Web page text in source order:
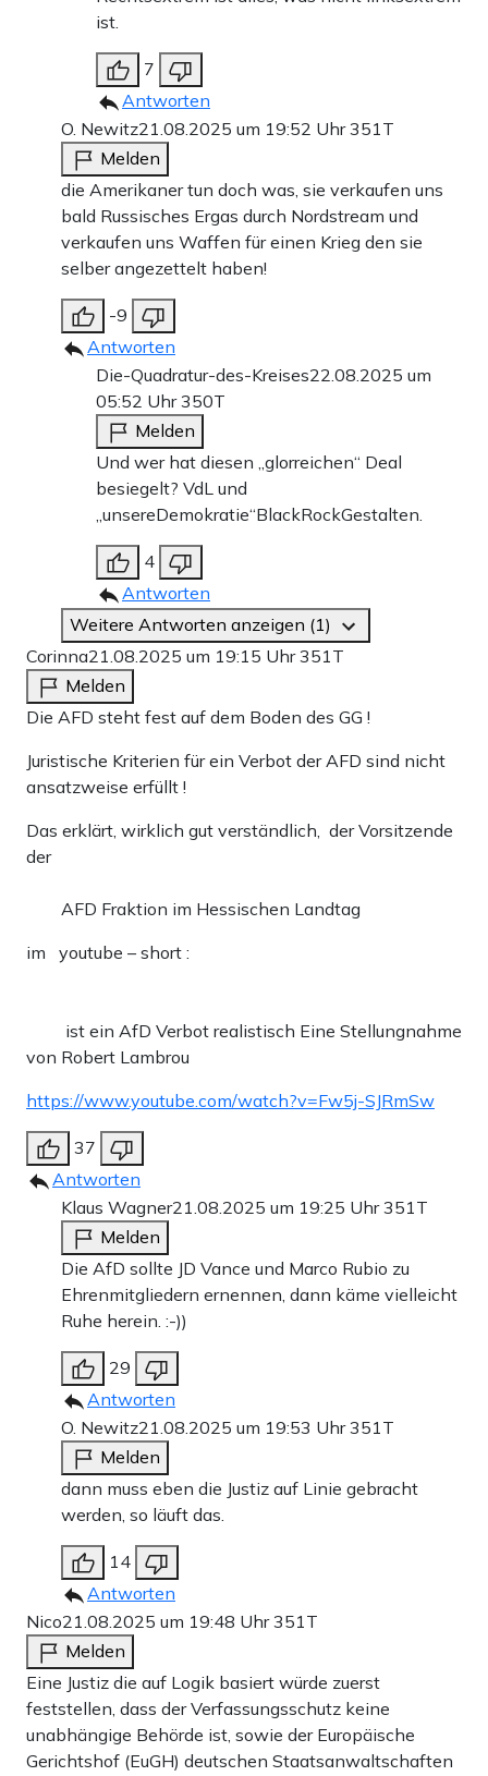
ist.
7
Antworten
O. Newitz21.08.2025 um 19:52 Uhr351T
Melden
die Amerikaner tun doch was, sie verkaufen uns
bald Russisches Ergas durch Nordstream und
verkaufen uns Waffen für einen Krieg den sie
selber angezettelt haben!
-9
Antworten
Die-Quadratur-des-Kreises22.08.2025 um
05:52 Uhr350T
Melden
Und wer hat diesen „glorreichen“ Deal
besiegelt? VdL und
„unsereDemokratie“BlackRockGestalten.
4
Antworten
Weitere Antworten anzeigen (1)
Corinna21.08.2025 um 19:15 Uhr351T
Melden
Die AFD steht fest auf dem Boden des GG !
Juristische Kriterien für ein Verbot der AFD sind nicht
ansatzweise erfüllt !
Das erklärt, wirklich gut verständlich, der Vorsitzende
der
AFD Fraktion im Hessischen Landtag
im youtube – short :
ist ein AfD Verbot realistisch Eine Stellungnahme
von Robert Lambrou
https://www.youtube.com/watch?v=Fw5j-SJRmSw
37
Antworten
Klaus Wagner21.08.2025 um 19:25 Uhr351T
Melden
Die AfD sollte JD Vance und Marco Rubio zu
Ehrenmitgliedern ernennen, dann käme vielleicht
Ruhe herein. :-))
29
Antworten
O. Newitz21.08.2025 um 19:53 Uhr351T
Melden
dann muss eben die Justiz auf Linie gebracht
werden, so läuft das.
14
Antworten
Nico21.08.2025 um 19:48 Uhr351T
Melden
Eine Justiz die auf Logik basiert würde zuerst
feststellen, dass der Verfassungsschutz keine
unabhängige Behörde ist, sowie der Europäische
Gerichtshof (EuGH) deutschen Staatsanwaltschaften